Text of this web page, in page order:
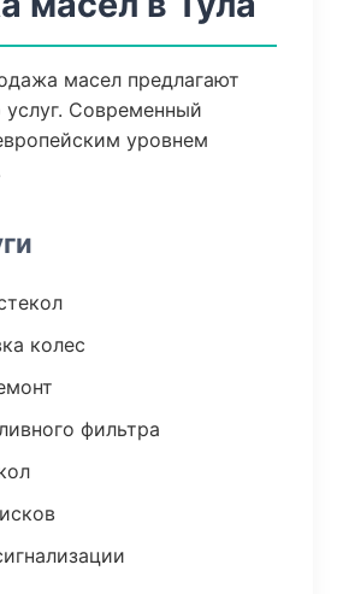
масел предлагают
Современный
уровнем
колес
фильтра